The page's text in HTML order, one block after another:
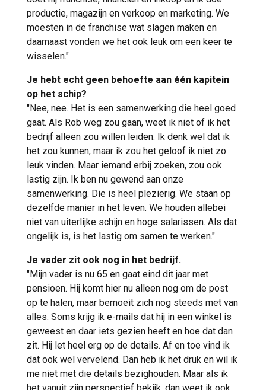
productie, magazijn en verkoop en marketing. We
moesten in de franchise wat slagen maken en
daarnaast vonden we het ook leuk om een keer te
wisselen."
Je hebt echt geen behoefte aan één kapitein
op het schip?
"Nee, nee. Het is een samenwerking die heel goed
gaat. Als Rob weg zou gaan, weet ik niet of ik het
bedrijf alleen zou willen leiden. Ik denk wel dat ik
het zou kunnen, maar ik zou het geloof ik niet zo
leuk vinden. Maar iemand erbij zoeken, zou ook
lastig zijn. Ik ben nu gewend aan onze
samenwerking. Die is heel plezierig. We staan op
dezelfde manier in het leven. We houden allebei
niet van uiterlijke schijn en hoge salarissen. Als dat
ongelijk is, is het lastig om samen te werken."
Je vader zit ook nog in het bedrijf.
"Mijn vader is nu 65 en gaat eind dit jaar met
pensioen. Hij komt hier nu alleen nog om de post
op te halen, maar bemoeit zich nog steeds met van
alles. Soms krijg ik e-mails dat hij in een winkel is
geweest en daar iets gezien heeft en hoe dat dan
zit. Hij let heel erg op de details. Af en toe vind ik
dat ook wel vervelend. Dan heb ik het druk en wil ik
me niet met die details bezighouden. Maar als ik